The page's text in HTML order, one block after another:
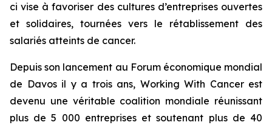
ci vise à favoriser des cultures d’entreprises ouvertes
et solidaires, tournées vers le rétablissement des
salariés atteints de cancer.
Depuis son lancement au Forum économique mondial
de Davos il y a trois ans, Working With Cancer est
devenu une véritable coalition mondiale réunissant
plus de 5 000 entreprises et soutenant plus de 40